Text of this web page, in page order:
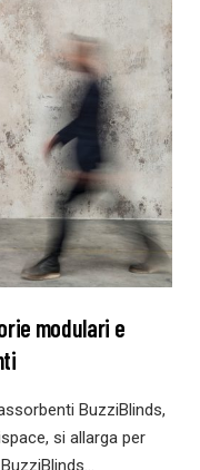
modulari e
BuzziBlinds,
si allarga per